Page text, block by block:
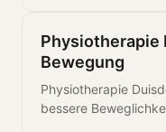
Physiotherapie
Bewegung
Physiotherapie
bessere